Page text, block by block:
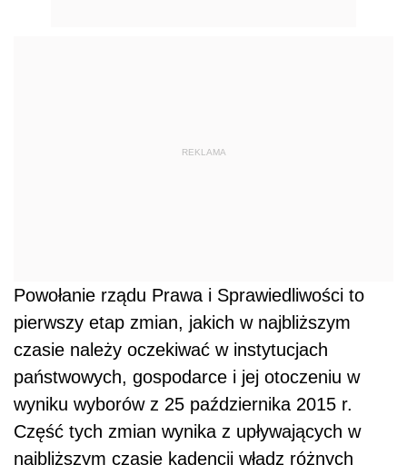
REKLAMA
Powołanie rządu Prawa i Sprawiedliwości to
pierwszy etap zmian, jakich w najbliższym
czasie należy oczekiwać w instytucjach
państwowych, gospodarce i jej otoczeniu w
wyniku wyborów z 25 października 2015 r.
Część tych zmian wynika z upływających w
najbliższym czasie kadencji władz różnych